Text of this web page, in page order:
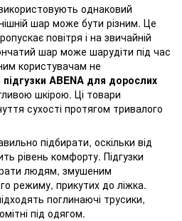
однаковий
шар може бути різним. Це
повітря і на звичайній
шар може шарудіти під час
користувачам не
підгузки ABENA для дорослих
шкірою. Ці товари
сухості протягом тривалого
підбирати, оскільки від
рівень комфорту. Підгузки
людям, змушеним
режиму, прикутих до ліжка.
поглинаючі трусики,
під одягом.